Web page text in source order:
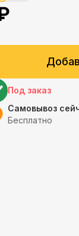
Под заказ
Самовывоз
Бесплатно